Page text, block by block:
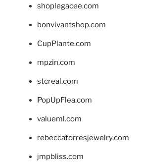
shoplegacee.com
bonvivantshop.com
CupPlante.com
mpzin.com
stcreal.com
PopUpFlea.com
valueml.com
rebeccatorresjewelry.com
jmpbliss.com